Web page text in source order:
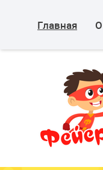
Главная